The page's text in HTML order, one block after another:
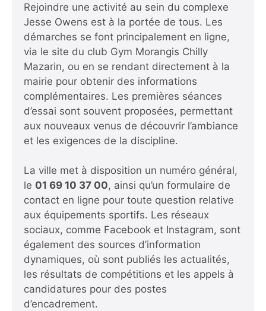
Rejoindre une activité au sein du complexe
Jesse Owens est à la portée de tous. Les
démarches se font principalement en ligne,
via le site du club Gym Morangis Chilly
Mazarin, ou en se rendant directement à la
mairie pour obtenir des informations
complémentaires. Les premières séances
d’essai sont souvent proposées, permettant
aux nouveaux venus de découvrir l’ambiance
et les exigences de la discipline.
La ville met à disposition un numéro général,
le 01 69 10 37 00, ainsi qu’un formulaire de
contact en ligne pour toute question relative
aux équipements sportifs. Les réseaux
sociaux, comme Facebook et Instagram, sont
également des sources d’information
dynamiques, où sont publiés les actualités,
les résultats de compétitions et les appels à
candidatures pour des postes
d’encadrement.